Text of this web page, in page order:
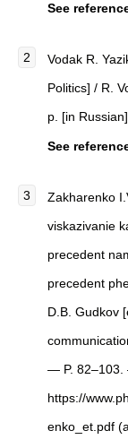
See
Vodak R.
Politics] / R.
p. [in Russian]
See
Zakharenko
viskazivanie
precedent
precedent
D.B. Gudkov
— P. 82–103.
https://
enko_et.pdf